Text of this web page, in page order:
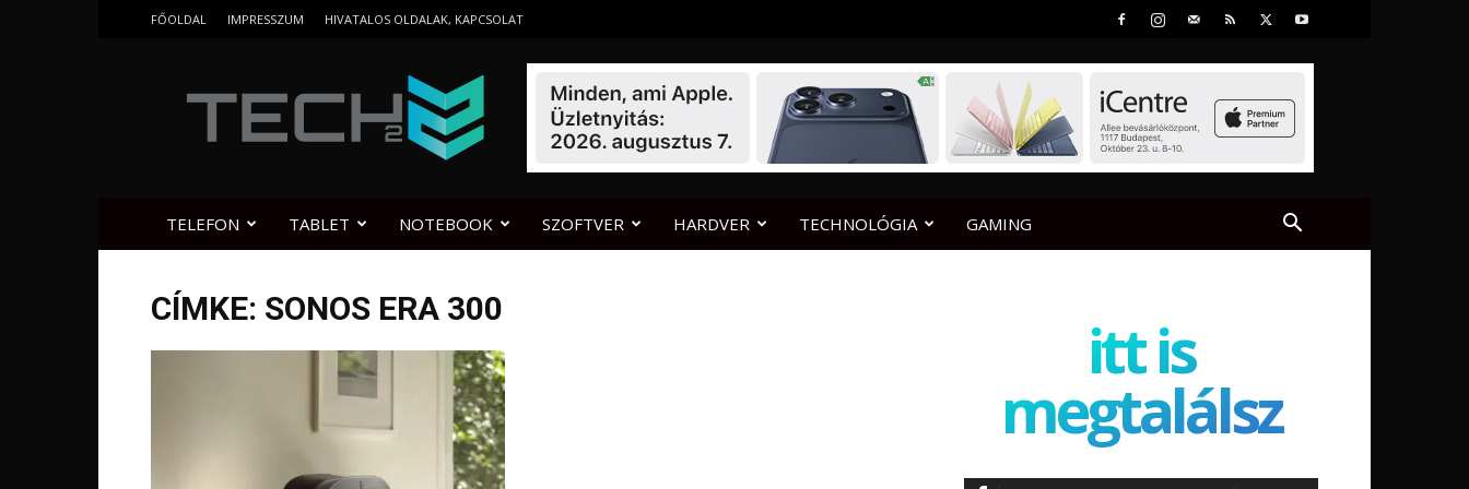
FŐOLDAL IMPRESSZUM HIVATALOS OLDALAK, KAPCSOLAT
TELEFON TABLET NOTEBOOK SZOFTVER HARDVER TECHNOLÓGIA GAMING
CÍMKE: SONOS ERA 300
itt is
megtalálsz